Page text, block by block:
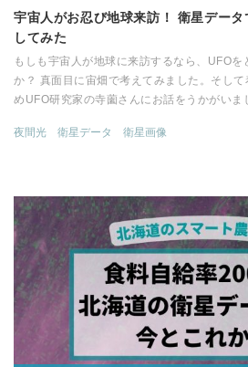
宇宙人がお忍び地球来訪！ 衛星デー
してみた
もしも宇宙人が地球に来訪するなら、UFOを
か？ 真面目に宙畑で考えてみました。そし
めUFO研究家の寺薗さんにお話をうかがいま
夜間光 衛星データ 衛星画像